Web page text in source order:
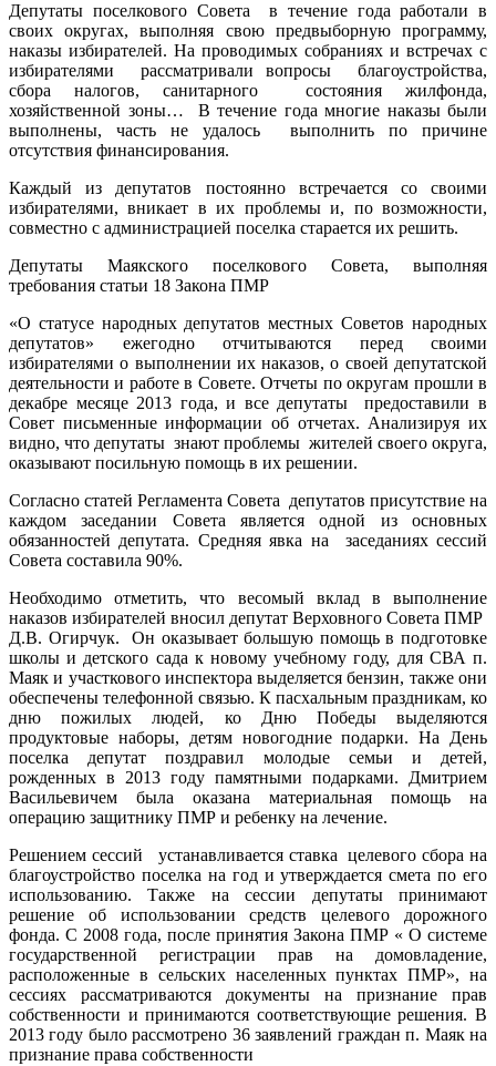
Депутаты поселкового Совета в течение года работали в
своих округах, выполняя свою предвыборную программу,
наказы избирателей. На проводимых собраниях и встречах с
избирателями рассматривали вопросы благоустройства,
сбора налогов, санитарного состояния жилфонда,
хозяйственной зоны… В течение года многие наказы были
выполнены, часть не удалось выполнить по причине
отсутствия финансирования.
Каждый из депутатов постоянно встречается со своими
избирателями, вникает в их проблемы и, по возможности,
совместно с администрацией поселка старается их решить.
Депутаты Маякского поселкового Совета, выполняя
требования статьи 18 Закона ПМР
«О статусе народных депутатов местных Советов народных
депутатов» ежегодно отчитываются перед своими
избирателями о выполнении их наказов, о своей депутатской
деятельности и работе в Совете. Отчеты по округам прошли в
декабре месяце 2013 года, и все депутаты предоставили в
Совет письменные информации об отчетах. Анализируя их
видно, что депутаты знают проблемы жителей своего округа,
оказывают посильную помощь в их решении.
Согласно статей Регламента Совета депутатов присутствие на
каждом заседании Совета является одной из основных
обязанностей депутата. Средняя явка на заседаниях сессий
Совета составила 90%.
Необходимо отметить, что весомый вклад в выполнение
наказов избирателей вносил депутат Верховного Совета ПМР
Д.В. Огирчук. Он оказывает большую помощь в подготовке
школы и детского сада к новому учебному году, для СВА п.
Маяк и участкового инспектора выделяется бензин, также они
обеспечены телефонной связью. К пасхальным праздникам, ко
дню пожилых людей, ко Дню Победы выделяются
продуктовые наборы, детям новогодние подарки. На День
поселка депутат поздравил молодые семьи и детей,
рожденных в 2013 году памятными подарками. Дмитрием
Васильевичем была оказана материальная помощь на
операцию защитнику ПМР и ребенку на лечение.
Решением сессий устанавливается ставка целевого сбора на
благоустройство поселка на год и утверждается смета по его
использованию. Также на сессии депутаты принимают
решение об использовании средств целевого дорожного
фонда. С 2008 года, после принятия Закона ПМР « О системе
государственной регистрации прав на домовладение,
расположенные в сельских населенных пунктах ПМР», на
сессиях рассматриваются документы на признание прав
собственности и принимаются соответствующие решения. В
2013 году было рассмотрено 36 заявлений граждан п. Маяк на
признание права собственности